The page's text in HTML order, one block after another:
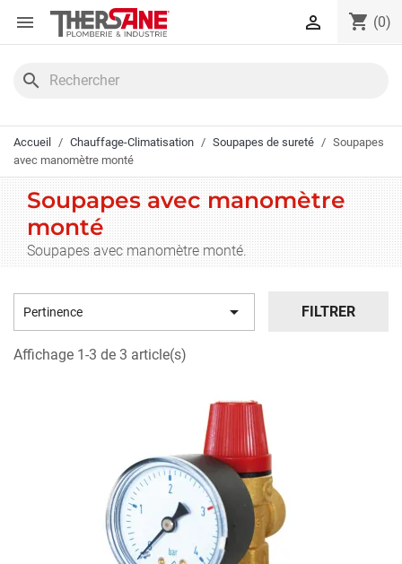
Panneau de gestion des cookies
 shopping_cart (0)

search
Accueil Chauffage-Climatisation Soupapes de sureté
Soupapes
avec manomètre monté
Soupapes avec manomètre
monté
Soupapes avec manomètre monté.
Pertinence  FILTRER
Affichage 1-3 de 3 article(s)